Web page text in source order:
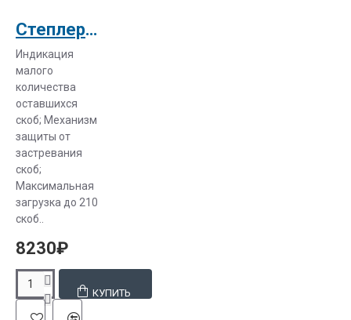
Степлер электрический KW-TriO 5990
Индикация
малого
количества
оставшихся
скоб; Механизм
защиты от
застревания
скоб;
Максимальная
загрузка до 210
скоб..
8230₽
КУПИТЬ